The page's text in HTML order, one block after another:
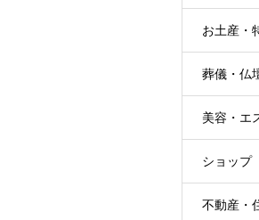
お土産・
葬儀・仏
美容・エ
ショップ
不動産・